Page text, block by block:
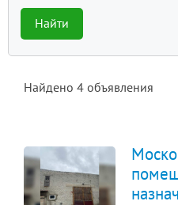
Найти
Найдено 4 объявления